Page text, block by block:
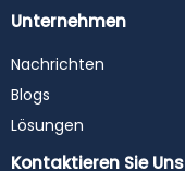
Unternehmen
Nachrichten
Blogs
Lösungen
Kontaktieren Sie Uns